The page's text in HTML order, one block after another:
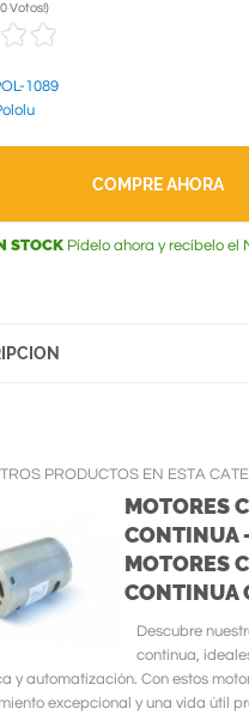
0 Votos!)
1089
COMPRE AHORA
STOCK Pídelo ahora y recíbelo el
PRODUCTOS EN ESTA
MOTORES
CONTINUA
MOTORES
CONTINUA
Descubre
continua,
y automatización. Con estos
excepcional y una vida útil